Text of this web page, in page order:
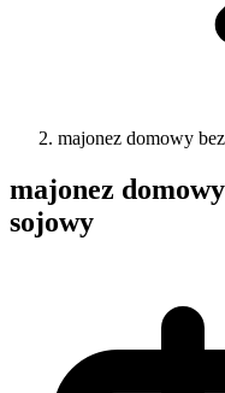
majonez domowy
majonez
sojowy